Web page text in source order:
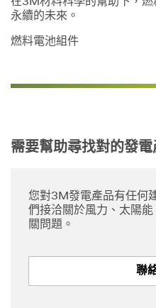
永續的未來。
燃料電池組件
需要幫助尋找對的發電
您對3M發電產品有任何
們接洽關於風力、太陽
關問題。
聯